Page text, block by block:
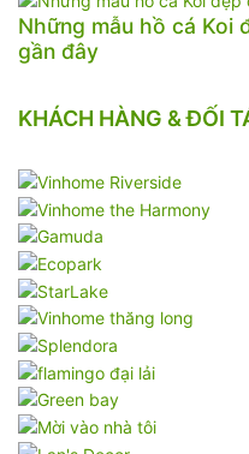
Những mẫu hồ cá Koi
gần đây
KHÁCH HÀNG & ĐỐI